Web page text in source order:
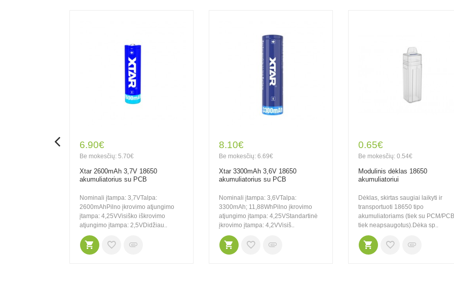
6.90€
Be mokesčių: 5.70€
Xtar 2600mAh 3,7V 18650
akumuliatorius su PCB
Nominali įtampa: 3,7VTalpa:
2600mAhPilno įkrovimo atjungimo
įtampa: 4,25VVisiško iškrovimo
atjungimo įtampa: 2,5VDidžiau..
8.10€
Be mokesčių: 6.69€
Xtar 3300mAh 3,6V 18650
akumuliatorius su PCB
Nominali įtampa: 3,6VTalpa:
3300mAh; 11,88WhPilno įkrovimo
atjungimo įtampa: 4,25VStandartinė
įkrovimo įtampa: 4,2VVisiš..
0.65€
Be mokesčių: 0.54€
Modulinis dėklas 18650
akumuliatoriui
Dėklas, skirtas saugiai laikyti ir
transportuoti 18650 tipo
akumuliatoriams (tiek su PCM/
tiek neapsaugotus).Dėka sp..